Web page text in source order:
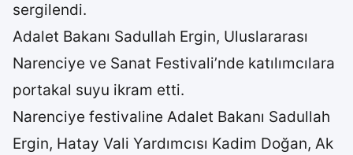
sergilendi.
Adalet Bakanı Sadullah Ergin, Uluslararası
Narenciye ve Sanat Festivali’nde katılımcılara
portakal suyu ikram etti.
Narenciye festivaline Adalet Bakanı Sadullah
Ergin, Hatay Vali Yardımcısı Kadim Doğan, Ak